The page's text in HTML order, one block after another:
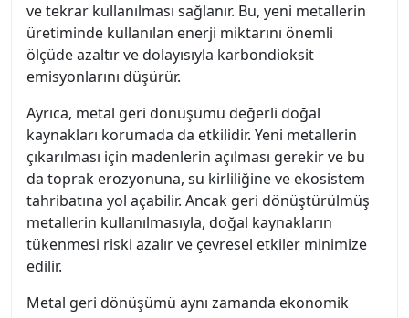
ve tekrar kullanılması sağlanır. Bu, yeni metallerin
üretiminde kullanılan enerji miktarını önemli
ölçüde azaltır ve dolayısıyla karbondioksit
emisyonlarını düşürür.
Ayrıca, metal geri dönüşümü değerli doğal
kaynakları korumada da etkilidir. Yeni metallerin
çıkarılması için madenlerin açılması gerekir ve bu
da toprak erozyonuna, su kirliliğine ve ekosistem
tahribatına yol açabilir. Ancak geri dönüştürülmüş
metallerin kullanılmasıyla, doğal kaynakların
tükenmesi riski azalır ve çevresel etkiler minimize
edilir.
Metal geri dönüşümü aynı zamanda ekonomik